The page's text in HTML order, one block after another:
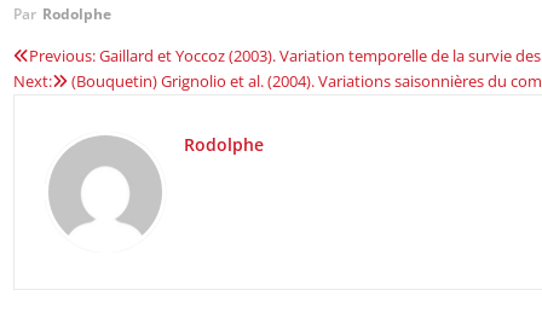
Par Rodolphe
Navigation
l’article
Previous:Gaillard et Yoccoz (2003). Variation temporelle de la survie
Next:
(Bouquetin) Grignolio et al. (2004). Variations saisonnières du
Rodolphe